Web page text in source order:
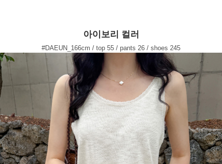
아이보리 컬러
#DAEUN_166cm / top 55 / pants 26 / shoes 245